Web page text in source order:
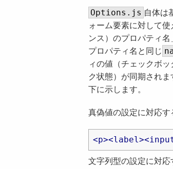
Options.js 自体は
ォーム要素に対して
ンス）のプロパティ
プロパティ名と同じ
ィの値（チェックボッ
ク状態）が同期され
下に示します。
真偽値の設定に対応す
文字列型の設定に対応